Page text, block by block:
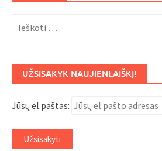
UŽSISAKYK NAUJIENLAIŠKĮ!
Jūsų el.paštas: